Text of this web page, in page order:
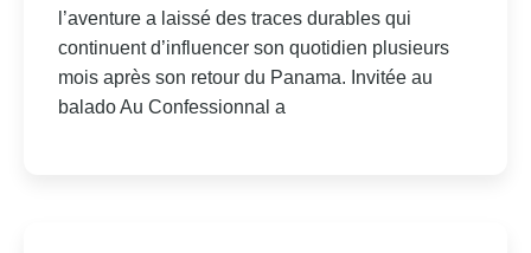
l’aventure a laissé des traces durables qui
continuent d’influencer son quotidien plusieurs
mois après son retour du Panama. Invitée au
balado Au Confessionnal a